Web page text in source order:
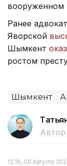
вооруженном
Ранее
Яворской
Шымкент
ростом
Шымкент
Автор
12:16, 08 Августа